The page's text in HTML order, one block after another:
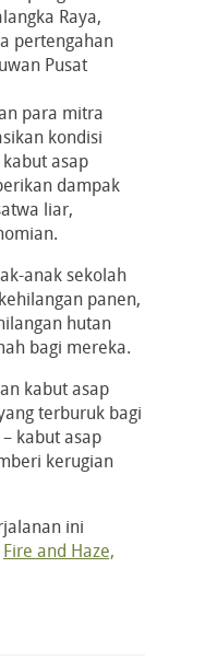
Raya,
pertengahan
Pusat
para mitra
kondisi
asap
dampak
liar,
anak sekolah
panen,
hutan
bagi mereka.
kabut asap
terburuk bagi
kabut asap
kerugian
ini
Fire and Haze,